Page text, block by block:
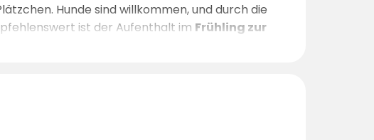
Hunde sind willkommen, und durch die
ist der Aufenthalt im Frühling zur